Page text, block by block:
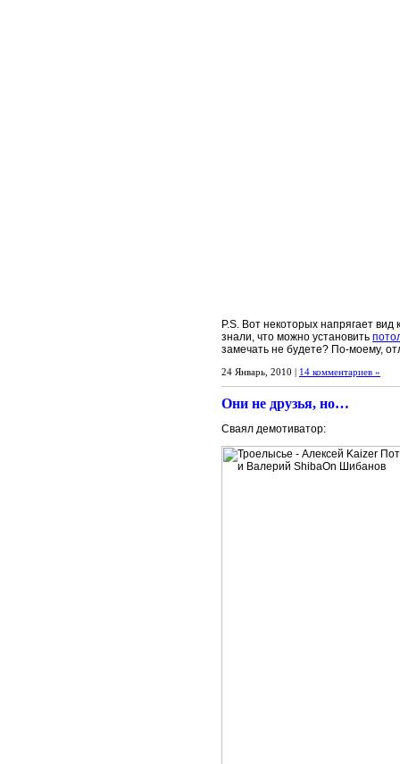
P.S. Вот некоторых напрягает
знали, что можно установить
замечать не будете? По-моему,
24 Январь, 2010 | 14 комментариев »
Они не друзья, но…
Сваял демотиватор: